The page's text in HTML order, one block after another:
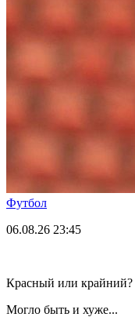
Футбол
06.08.26 23:45
Красный или
Могло быть и хуже...